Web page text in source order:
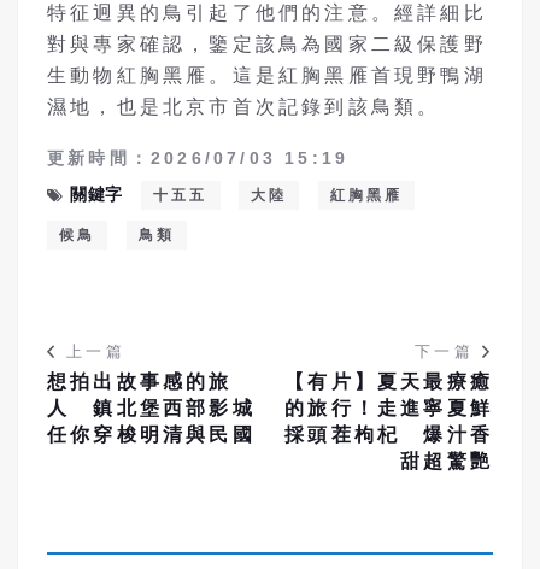
特征迥異的鳥引起了他們的注意。經詳細比
對與專家確認，鑒定該鳥為國家二級保護野
生動物紅胸黑雁。這是紅胸黑雁首現野鴨湖
濕地，也是北京市首次記錄到該鳥類。
更新時間：2026/07/03 15:19
關鍵字
十五五 大陸 紅胸黑雁
候鳥 鳥類
上一篇
想拍出故事感的旅
人 鎮北堡西部影城
任你穿梭明清與民國
下一篇
【有片】夏天最療癒
的旅行！走進寧夏鮮
採頭茬枸杞 爆汁香
甜超驚艷